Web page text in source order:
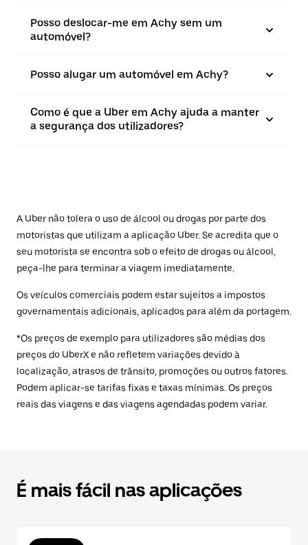
Posso deslocar-me em Achy sem um
automóvel?
Posso alugar um automóvel em Achy?
Como é que a Uber em Achy ajuda a manter
a segurança dos utilizadores?
A Uber não tolera o uso de álcool ou drogas por parte dos
motoristas que utilizam a aplicação Uber. Se acredita que o
seu motorista se encontra sob o efeito de drogas ou álcool,
peça-lhe para terminar a viagem imediatamente.
Os veículos comerciais podem estar sujeitos a impostos
governamentais adicionais, aplicados para além da portagem.
*Os preços de exemplo para utilizadores são médias dos
preços do UberX e não refletem variações devido à
localização, atrasos de trânsito, promoções ou outros fatores.
Podem aplicar-se tarifas fixas e taxas mínimas. Os preços
reais das viagens e das viagens agendadas podem variar.
É mais fácil nas aplicações